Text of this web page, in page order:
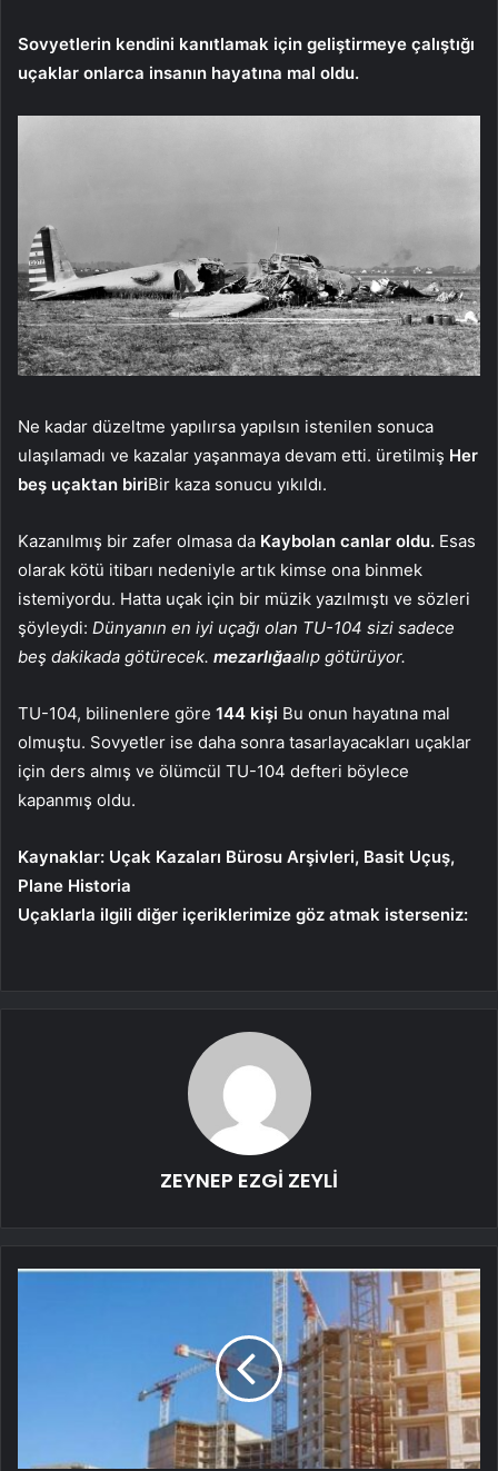
Sovyetlerin kendini kanıtlamak için geliştirmeye çalıştığı
uçaklar onlarca insanın hayatına mal oldu.
Ne kadar düzeltme yapılırsa yapılsın istenilen sonuca
ulaşılamadı ve kazalar yaşanmaya devam etti. üretilmiş Her
beş uçaktan biriBir kaza sonucu yıkıldı.
Kazanılmış bir zafer olmasa da Kaybolan canlar oldu. Esas
olarak kötü itibarı nedeniyle artık kimse ona binmek
istemiyordu. Hatta uçak için bir müzik yazılmıştı ve sözleri
şöyleydi: Dünyanın en iyi uçağı olan TU-104 sizi sadece
beş dakikada götürecek. mezarlığaalıp götürüyor.
TU-104, bilinenlere göre 144 kişi Bu onun hayatına mal
olmuştu. Sovyetler ise daha sonra tasarlayacakları uçaklar
için ders almış ve ölümcül TU-104 defteri böylece
kapanmış oldu.
Kaynaklar: Uçak Kazaları Bürosu Arşivleri, Basit Uçuş,
Plane Historia
Uçaklarla ilgili diğer içeriklerimize göz atmak isterseniz:
ZEYNEP EZGİ ZEYLİ